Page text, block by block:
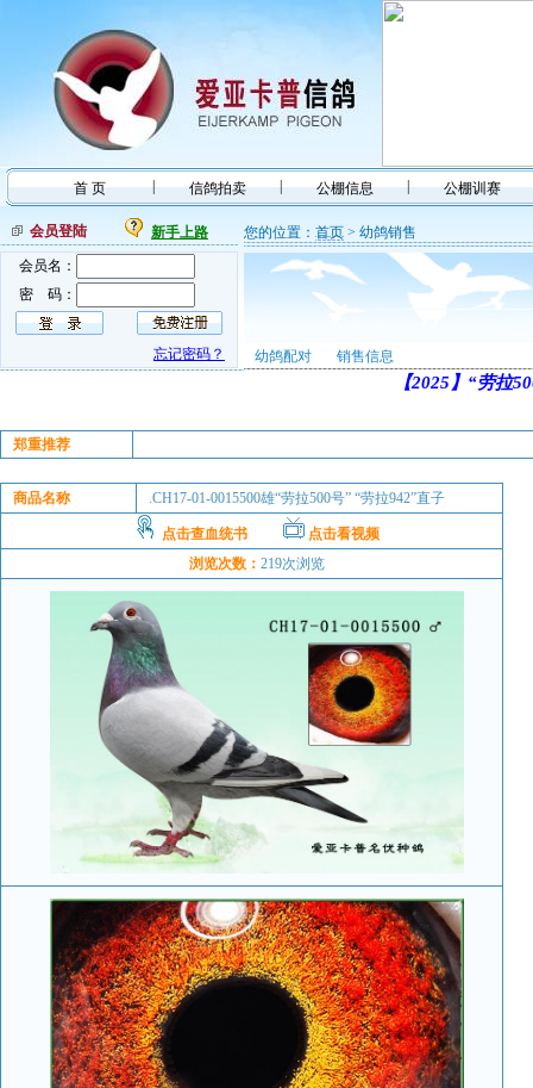
首 页 信鸽拍卖 公棚信息 公棚训赛
会员登陆
新手上路
会员名：
密 码：
忘记密码？
您的位置： 首页 > 幼鸽销售
幼鸽配对 销售信息
【2025】“劳拉
郑重推荐
商品名称 .CH17-01-0015500雄“劳拉500号” “劳拉942”直子
点击查血统书
点击看视频
浏览次数： 219次浏览